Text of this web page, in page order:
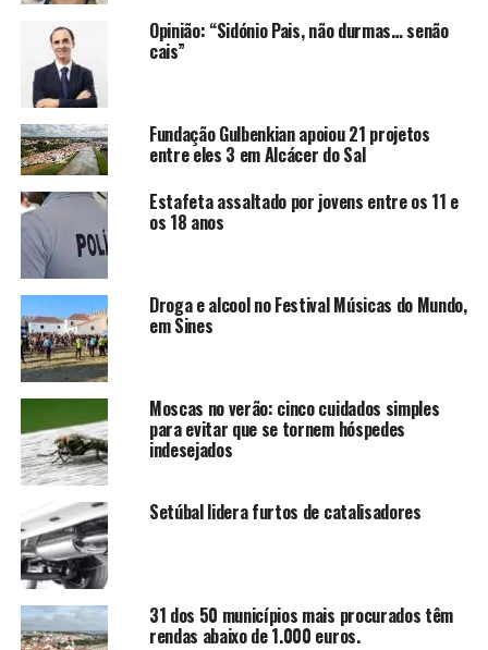
Opinião: “Sidónio Pais, não durmas… senão
cais”
Fundação Gulbenkian apoiou 21 projetos
entre eles 3 em Alcácer do Sal
Estafeta assaltado por jovens entre os 11 e
os 18 anos
Droga e alcool no Festival Músicas do Mundo,
em Sines
Moscas no verão: cinco cuidados simples
para evitar que se tornem hóspedes
indesejados
Setúbal lidera furtos de catalisadores
31 dos 50 municípios mais procurados têm
rendas abaixo de 1.000 euros.